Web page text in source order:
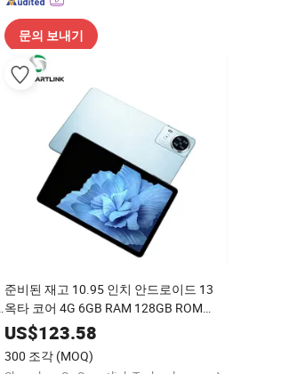
문의 보내기
준비된 재고 10.95 인치 안드로이드 13
옥타 코어 4G 6GB RAM 128GB ROM
13MP 카메라 7000mAh 디지털 사이니지
광고용 패드
US$123.58
300 조각 (MOQ)